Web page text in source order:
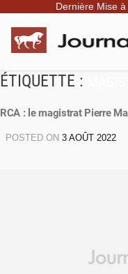
Dernière Mise
ÉTIQUETTE :
RCA : le magistrat Pierre
POSTED ON 3 AOÛT 2022